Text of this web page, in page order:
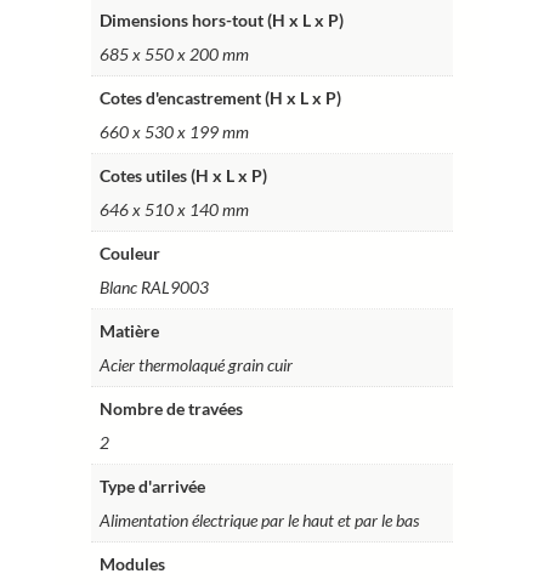
Dimensions hors-tout (H x L x P)
685 x 550 x 200 mm
Cotes d'encastrement (H x L x P)
660 x 530 x 199 mm
Cotes utiles (H x L x P)
646 x 510 x 140 mm
Couleur
Blanc RAL9003
Matière
Acier thermolaqué grain cuir
Nombre de travées
2
Type d'arrivée
Alimentation électrique par le haut et par le bas
Modules